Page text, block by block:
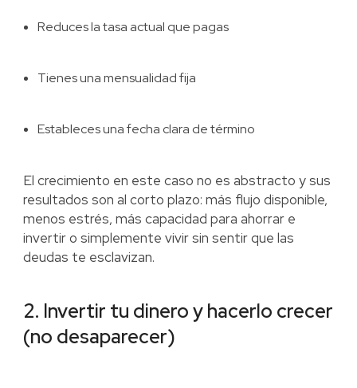
Reduces la tasa actual que pagas
Tienes una mensualidad fija
Estableces una fecha clara de término
El crecimiento en este caso no es abstracto y sus
resultados son al corto plazo: más flujo disponible,
menos estrés, más capacidad para ahorrar e
invertir o simplemente vivir sin sentir que las
deudas te esclavizan.
2. Invertir tu dinero y hacerlo crecer
(no desaparecer)